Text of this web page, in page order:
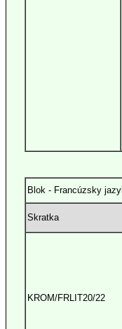
Blok - Francúzsky
Skratka
KROM/FRLIT20/22